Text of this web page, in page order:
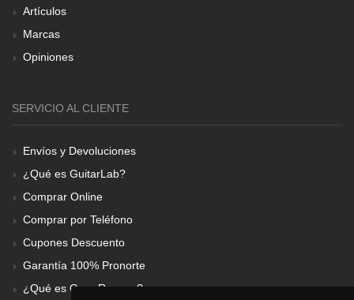
Artículos
Marcas
Opiniones
SERVICIO AL CLIENTE
Envíos y Devoluciones
¿Qué es GuitarLab?
Comprar Online
Comprar por Teléfono
Cupones Descuento
Garantía 100% Pronorte
¿Qué es Gear Renove?